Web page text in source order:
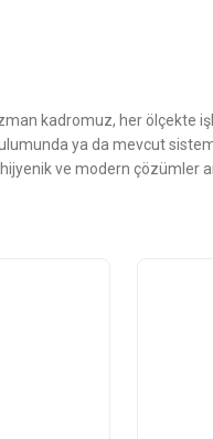
kadromuz, her ölçekte
ya da mevcut
ve modern çözümler